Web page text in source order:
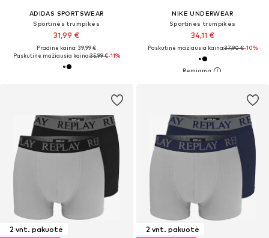
ADIDAS SPORTSWEAR
Sportinės trumpikės
31,99 €
Pradinė kaina: 39,99 €
Paskutinė mažiausia kaina:35,99 €-11%
NIKE UNDERWEAR
Sportinės trumpikės
34,11 €
Paskutinė mažiausia kaina:37,90 €-10%
2 vnt. pakuotė
2 vnt. pakuotė